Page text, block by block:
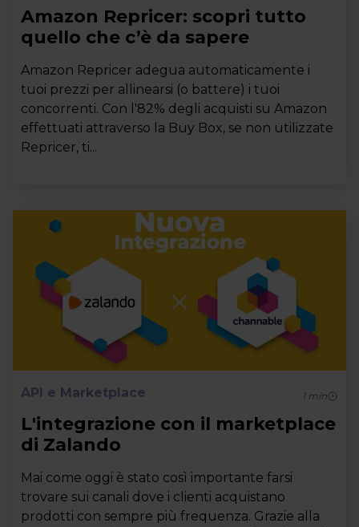
Amazon Repricer: scopri tutto
quello che c’è da sapere
Amazon Repricer adegua automaticamente i
tuoi prezzi per allinearsi (o battere) i tuoi
concorrenti. Con l'82% degli acquisti su Amazon
effettuati attraverso la Buy Box, se non utilizzate
Repricer, ti...
API e Marketplace 1min
L'integrazione con il marketplace
di Zalando
Mai come oggi è stato così importante farsi
trovare sui canali dove i clienti acquistano
prodotti con sempre più frequenza. Grazie alla